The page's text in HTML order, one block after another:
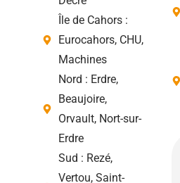
Île de Cahors :
Eurocahors, CHU,
Machines
Nord : Erdre,
Beaujoire,
Orvault, Nort-sur-
Erdre
Sud : Rezé,
Vertou, Saint-